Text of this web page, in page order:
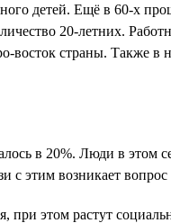
детей. Ещё в 60-х
20-летних.
страны. Также в
в 20%. Люди в этом
с этим возникает
этом растут